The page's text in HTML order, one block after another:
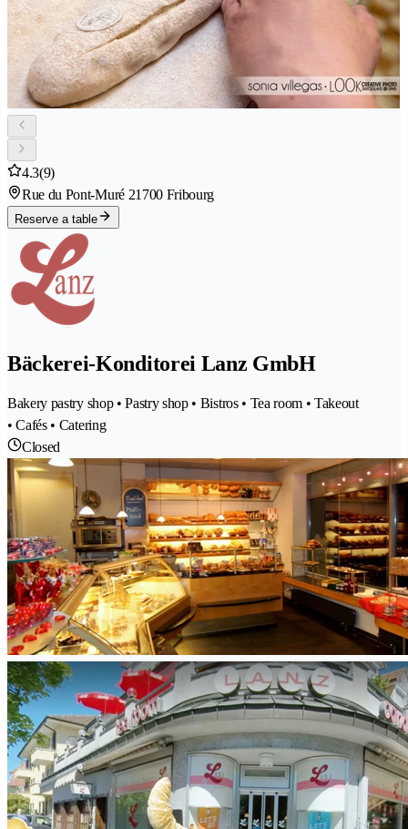
4.3(9)
Rue du Pont-Muré 21700 Fribourg
Reserve a table
Bäckerei-Konditorei Lanz GmbH
Bakery pastry shop • Pastry shop • Bistros • Tea room • Takeout
• Cafés • Catering
Closed